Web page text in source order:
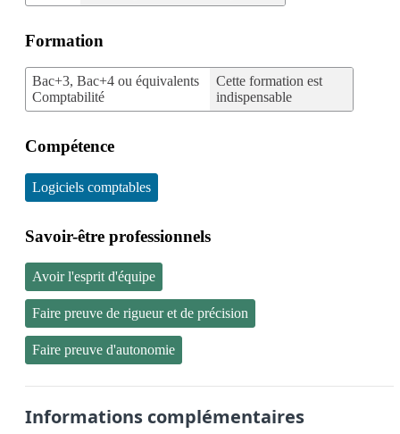
Formation
Bac+3, Bac+4 ou équivalents
Comptabilité
Cette formation est
indispensable
Compétence
Logiciels comptables
Savoir-être professionnels
Avoir l'esprit d'équipe
Faire preuve de rigueur et de précision
Faire preuve d'autonomie
Informations complémentaires